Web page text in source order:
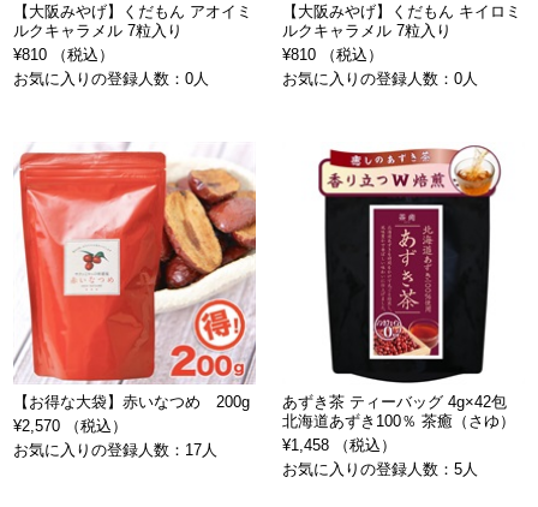
【大阪みやげ】くだもん アオイミ
ルクキャラメル 7粒入り
¥810 （税込）
お気に入りの登録人数：0人
【大阪みやげ】くだもん キイロミ
ルクキャラメル 7粒入り
¥810 （税込）
お気に入りの登録人数：0人
【お得な大袋】赤いなつめ 200g
¥2,570 （税込）
お気に入りの登録人数：17人
あずき茶 ティーバッグ 4g×42包
北海道あずき100％ 茶癒（さゆ）
¥1,458 （税込）
お気に入りの登録人数：5人